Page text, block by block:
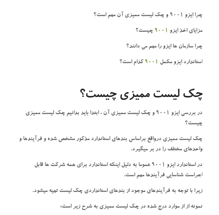
چرا ایزو 9001 و چک لیست ممیزی آن مهم است؟
مزایای اخذ ایزو 9001 چیست؟
چرا سازمان ها ایزو را مهم می دانند؟
استاندارد ایزو مکمل 9001 کدام است؟
چک لیست ممیزی چیست؟
در بررسی ایزو 9001 و چک لیست ممیزی آن ، ابتدا باید بدانیم چک لیست ممیزی
چیست؟
چک لیست ممیزی درواقع براساس بندهای استاندارد مذکور مشخص شده و فرآیندها و
واحدهای مختلف را در بر میگیرد.
در استاندارد ایزو 9001 عموما به دلیل اینکه استاندارد برای همه شرکت ها قابل
اجراست شناسایی فرآیندها مهم است.
زیرا با توجه به فرآیندهای موجود از بندهای استانداردی چک لیست تهیه میشود.
نمونه از از موارد درج شده در چک لیست ممیزی به شرح زیر است: